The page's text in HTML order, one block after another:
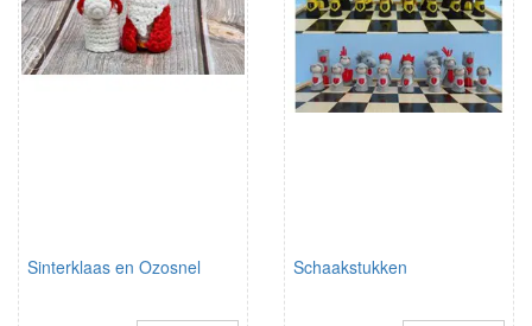
Sinterklaas en Ozosnel Schaakstukken